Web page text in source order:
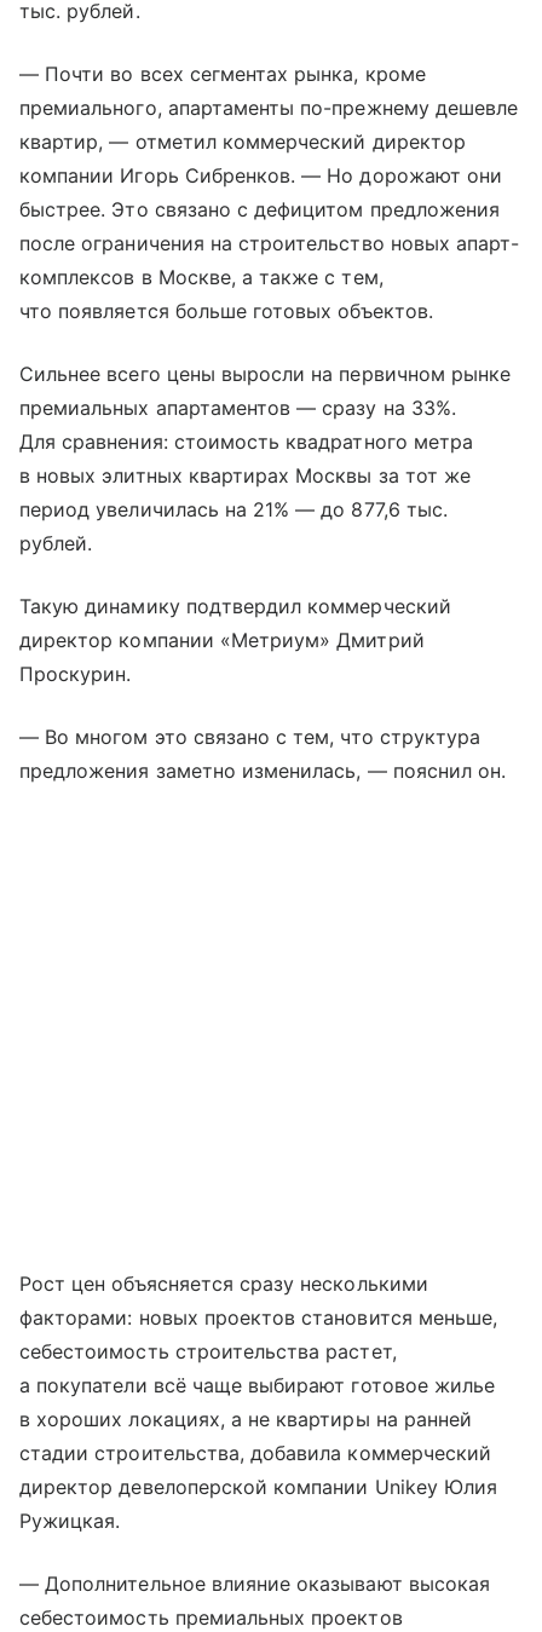
тыс. рублей.
— Почти во всех сегментах рынка, кроме
премиального, апартаменты по-прежнему дешевле
квартир, — отметил коммерческий директор
компании Игорь Сибренков. — Но дорожают они
быстрее. Это связано с дефицитом предложения
после ограничения на строительство новых апарт-
комплексов в Москве, а также с тем,
что появляется больше готовых объектов.
Сильнее всего цены выросли на первичном рынке
премиальных апартаментов — сразу на 33%.
Для сравнения: стоимость квадратного метра
в новых элитных квартирах Москвы за тот же
период увеличилась на 21% — до 877,6 тыс.
рублей.
Такую динамику подтвердил коммерческий
директор компании «Метриум» Дмитрий
Проскурин.
— Во многом это связано с тем, что структура
предложения заметно изменилась, — пояснил он.
Рост цен объясняется сразу несколькими
факторами: новых проектов становится меньше,
себестоимость строительства растет,
а покупатели всё чаще выбирают готовое жилье
в хороших локациях, а не квартиры на ранней
стадии строительства, добавила коммерческий
директор девелоперской компании Unikey Юлия
Ружицкая.
— Дополнительное влияние оказывают высокая
себестоимость премиальных проектов